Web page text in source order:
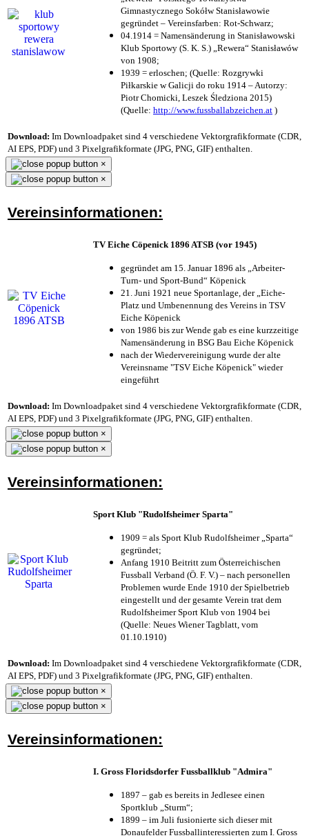
Gimnastycznego Sokółw Stanisławowie
gegründet – Vereinsfarben: Rot-Schwarz;
04.1914 = Namensänderung in Stanisławowski
Klub Sportowy (S. K. S.) „Rewera“ Stanisławów
von 1908;
1939 = erloschen; (Quelle: Rozgrywki
Piłkarskie w Galicji do roku 1914 – Autorzy:
Piotr Chomicki, Leszek Śledziona 2015)
(Quelle: http://www.fussballabzeichen.at )
Download: Im Downloadpaket sind 4 verschiedene Vektorgrafikformate (CDR,
AI EPS, PDF) und 3 Pixelgrafikformate (JPG, PNG, GIF) enthalten.
×
×
Vereinsinformationen:
TV Eiche Cöpenick 1896 ATSB (vor 1945)
gegründet am 15. Januar 1896 als „Arbeiter-
Turn- und Sport-Bund“ Köpenick
21. Juni 1921 neue Sportanlage, der „Eiche-
Platz und Umbenennung des Vereins in TSV
Eiche Köpenick
von 1986 bis zur Wende gab es eine kurzzeitige
Namensänderung in BSG Bau Eiche Köpenick
nach der Wiedervereinigung wurde der alte
Vereinsname "TSV Eiche Köpenick" wieder
eingeführt
Download: Im Downloadpaket sind 4 verschiedene Vektorgrafikformate (CDR,
AI EPS, PDF) und 3 Pixelgrafikformate (JPG, PNG, GIF) enthalten.
×
×
Vereinsinformationen:
Sport Klub "Rudolfsheimer Sparta"
1909 = als Sport Klub Rudolfsheimer „Sparta“
gegründet;
Anfang 1910 Beitritt zum Österreichischen
Fussball Verband (Ö. F. V.) – nach personellen
Problemen wurde Ende 1910 der Spielbetrieb
eingestellt und der gesamte Verein trat dem
Rudolfsheimer Sport Klub von 1904 bei
(Quelle: Neues Wiener Tagblatt, vom
01.10.1910)
Download: Im Downloadpaket sind 4 verschiedene Vektorgrafikformate (CDR,
AI EPS, PDF) und 3 Pixelgrafikformate (JPG, PNG, GIF) enthalten.
×
×
Vereinsinformationen:
I. Gross Floridsdorfer Fussballklub "Admira"
1897 – gab es bereits in Jedlesee einen
Sportklub „Sturm“;
1899 – im Juli fusionierte sich dieser mit
Donaufelder Fussballinteressierten zum I. Gross